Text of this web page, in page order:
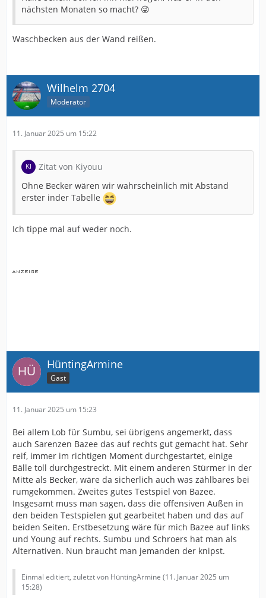
nächsten Monaten so macht? 😜
Waschbecken aus der Wand reißen.
Wilhelm 2704
Moderator
11. Januar 2025 um 15:22
Zitat von Kiyouu
Ohne Becker wären wir wahrscheinlich mit Abstand
erster inder Tabelle
Ich tippe mal auf weder noch.
HüntingArmine
Gast
11. Januar 2025 um 15:23
Bei allem Lob für Sumbu, sei übrigens angemerkt, dass
auch Sarenzen Bazee das auf rechts gut gemacht hat. Sehr
reif, immer im richtigen Moment durchgestartet, einige
Bälle toll durchgestreckt. Mit einem anderen Stürmer in der
Mitte als Becker, wäre da sicherlich auch was zählbares bei
rumgekommen. Zweites gutes Testspiel von Bazee.
Insgesamt muss man sagen, dass die offensiven Außen in
den beiden Testspielen gut gearbeitet haben und das auf
beiden Seiten. Erstbesetzung wäre für mich Bazee auf links
und Young auf rechts. Sumbu und Schroers hat man als
Alternativen. Nun braucht man jemanden der knipst.
Einmal editiert, zuletzt von HüntingArmine (11. Januar 2025 um
15:28)